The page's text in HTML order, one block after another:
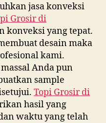
jasa konveksi
Grosir di
konveksi yang tepat.
desain maka
kami.
Anda pun
sample
Topi Grosir di
hasil yang
waktu yang telah